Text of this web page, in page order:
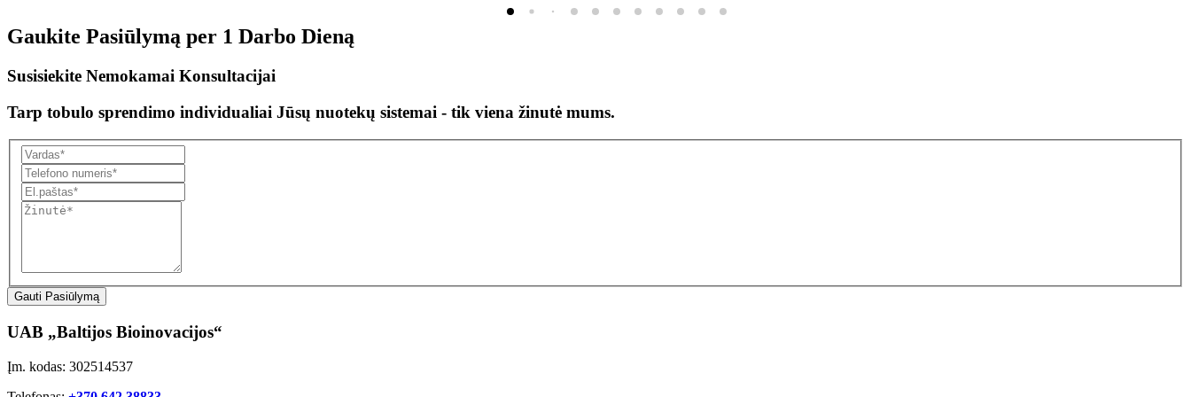
Gaukite Pasiūlymą per 1 Darbo Dieną
Susisiekite Nemokamai Konsultacijai
Tarp tobulo sprendimo individualiai Jūsų nuotekų sistemai - tik viena žinutė mums.
Gauti Pasiūlymą
UAB „Baltijos Bioinovacijos“
Įm. kodas: 302514537